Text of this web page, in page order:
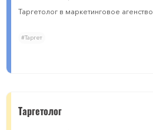
Таргетолог в маркетинговое агенство
#Таргет
Таргетолог